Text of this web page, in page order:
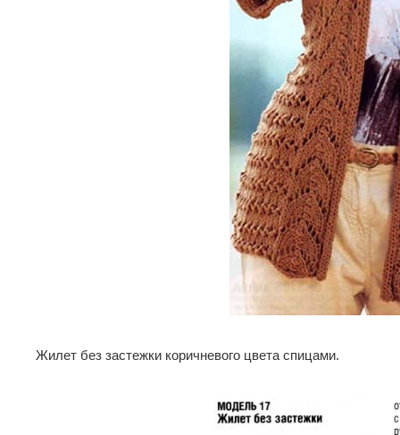
Жилет без застежки коричневого цвета спицами.